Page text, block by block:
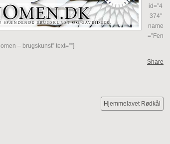
id=”4
374″
name
=”Fen
omen – brugskunst” text=””]
Share
Hjemmelavet Rødkål